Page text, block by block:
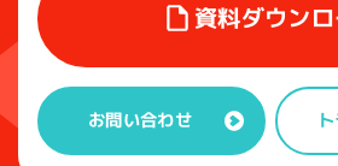
資料ダウン
お問い合わせ